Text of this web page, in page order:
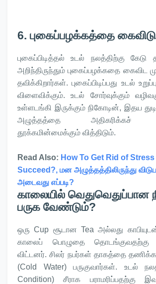
6. புகைப்பழக்கத்தை
புகைப்பிடித்தல் உடல் நலத்திற்கு
அறிந்திருந்தும் புகைப்பழக்கதை கைவிட
தவிக்கிறார்கள். புகைப்பிடிப்பது உடல்
விளைவிக்கும். உடல் சோர்வுக்கும்
உள்ளடங்கி இருக்கும் நிகோடின், இதய
அழுத்தத்தை அதிகரிக்கச்
தூக்கமின்மைக்கும் வித்திடும்.
Read Also: How To Get Rid of Stress
Succeed?, மன அழுத்தத்திலிருந்து
அடைவது எப்படி?
காலையில் வெதுவெதுப்பான
பருக வேண்டும்?
ஒரு Cup சூடான Tea அல்லது
காலைப் பொழுதை தொடங்குவதற்கு
விட்டனர். சிலர் நபர்கள் தாகத்தை தணிக்க
(Cold Water) பருகுவார்கள். உடல்
Condition) சீராக பராமரிப்பதற்கு